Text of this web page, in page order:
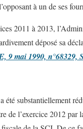
à un de ses
2011 à 2013,
déposé sa
9 mai 1990, n°68329,
été substantiellement
de l’exercice 2012